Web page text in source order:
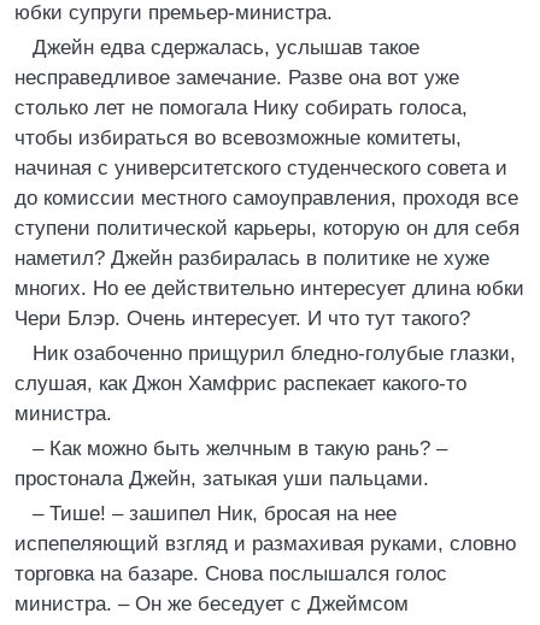
юбки супруги премьер-министра.
Джейн едва сдержалась, услышав такое
несправедливое замечание. Разве она вот уже
столько лет не помогала Нику собирать голоса,
чтобы избираться во всевозможные комитеты,
начиная с университетского студенческого совета и
до комиссии местного самоуправления, проходя все
ступени политической карьеры, которую он для себя
наметил? Джейн разбиралась в политике не хуже
многих. Но ее действительно интересует длина юбки
Чери Блэр. Очень интересует. И что тут такого?
Ник озабоченно прищурил бледно-голубые глазки,
слушая, как Джон Хамфрис распекает какого-то
министра.
– Как можно быть желчным в такую рань? –
простонала Джейн, затыкая уши пальцами.
– Тише! – зашипел Ник, бросая на нее
испепеляющий взгляд и размахивая руками, словно
торговка на базаре. Снова послышался голос
министра. – Он же беседует с Джеймсом